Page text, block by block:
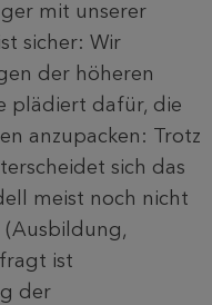
mit unserer
sicher: Wir
der höheren
plädiert dafür, die
anzupacken: Trotz
sich das
meist noch nicht
(Ausbildung,
ist
der